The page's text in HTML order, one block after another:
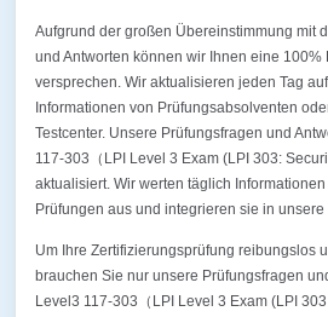
Aufgrund der großen Übereinstimmung mit
und Antworten können wir Ihnen eine 100%
versprechen. Wir aktualisieren jeden Tag
Informationen von Prüfungsabsolventen
Testcenter. Unsere Prüfungsfragen und
117-303（LPI Level 3 Exam (LPI 303:
aktualisiert. Wir werten täglich
Prüfungen aus und integrieren sie in unsere
Um Ihre Zertifizierungsprüfung reibungslos
brauchen Sie nur unsere Prüfungsfragen
Level3 117-303（LPI Level 3 Exam (LPI